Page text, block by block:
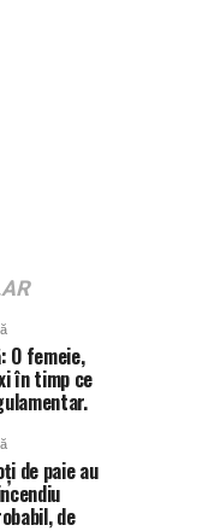
O femeie,
în timp ce
de paie au
de